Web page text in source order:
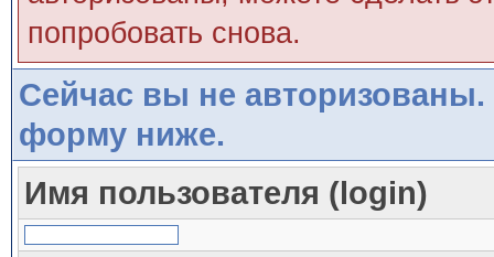
попробовать снова.
Сейчас вы не авторизованы.
форму ниже.
Имя пользователя (login)